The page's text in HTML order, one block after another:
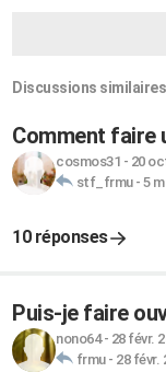
Discussions similaires
Comment faire
cosmos31 - 20
stf_frmu- 5
10 réponses
Puis-je faire
nono64- 28 févr.
frmu- 28 févr.